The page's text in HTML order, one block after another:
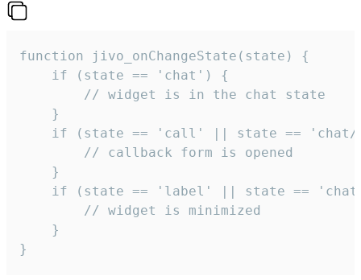
function jivo_onChangeState(state) {
    if (state == 'chat') {
        // widget is in the chat state
    }
if (state == 'call' || state ==
        // callback form is opened
    }
if (state == 'label' || state ==
        // widget is minimized
    }
}